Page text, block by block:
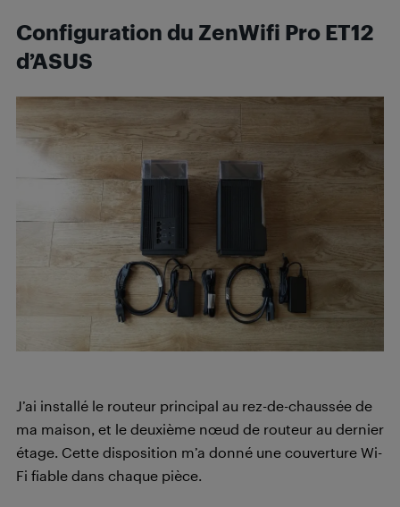
Configuration du ZenWifi Pro ET12
d’ASUS
J’ai installé le routeur principal au rez-de-chaussée de
ma maison, et le deuxième nœud de routeur au dernier
étage. Cette disposition m’a donné une couverture Wi-
Fi fiable dans chaque pièce.